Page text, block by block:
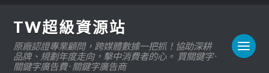
TW超級資源站
原廠認證專業顧問，跨媒體數據一把抓！協助深耕
品牌、規劃年度走向，擊中消費者的心。 買關鍵字 ·
關鍵字廣告費 · 關鍵字廣告商